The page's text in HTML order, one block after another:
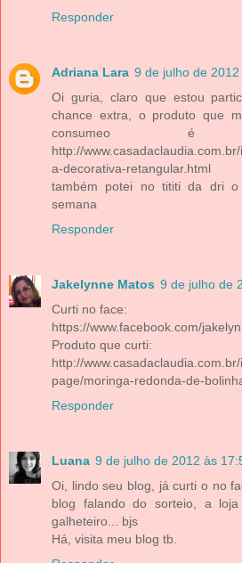
Responder
Adriana Lara 9 de julho de 2012
Oi guria, claro que estou
chance extra, o produto que
consumeo
http://
a-decorativa-retangular.html
também potei no tititi da dri
semana
Responder
Jakelynne Matos 9 de julho de
Curti no face:
https://www.facebook.com/
Produto que curti:
http://
page/moringa-redonda-de-
Responder
Luana 9 de julho de 2012 às
Oi, lindo seu blog, já curti o no
blog falando do sorteio, a
galheteiro... bjs
Há, visita meu blog tb.